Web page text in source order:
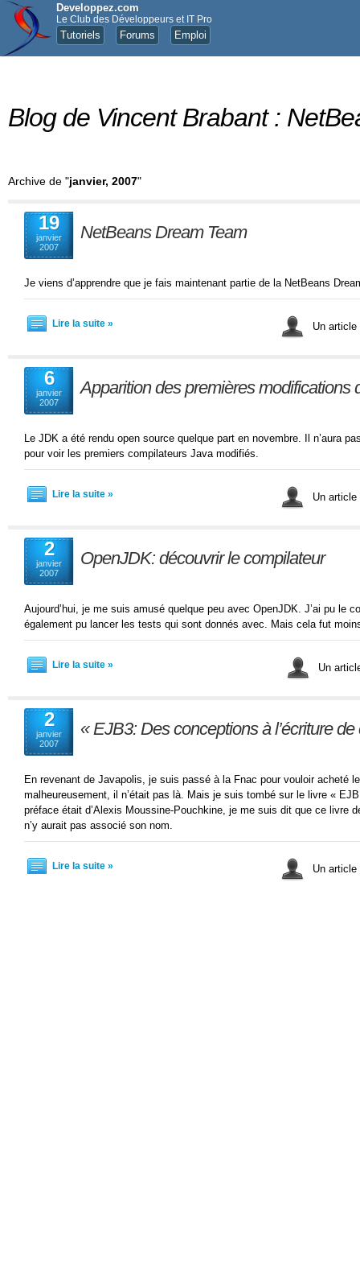
Developpez.com
Le Club des Développeurs et IT Pro
Tutoriels Forums Emploi
Blog de Vincent Brabant :
Archive de "janvier, 2007"
19
janvier
2007
NetBeans Dream Team
Je viens d’apprendre que je fais maintenant partie de la NetBeans
Lire la suite » Un
6
janvier
2007
Apparition des premières modifications
Le JDK a été rendu open source quelque part en novembre. Il n’aura
pour voir les premiers compilateurs Java modifiés.
Lire la suite » Un
2
janvier
2007
OpenJDK: découvrir le compilateur
Aujourd’hui, je me suis amusé quelque peu avec OpenJDK. J’ai pu le
également pu lancer les tests qui sont donnés avec. Mais cela fut
Lire la suite » Un
2
janvier
2007
« EJB3: Des conceptions à l’écriture
En revenant de Javapolis, je suis passé à la Fnac pour vouloir acheté
malheureusement, il n’était pas là. Mais je suis tombé sur le livre «
préface était d’Alexis Moussine-Pouchkine, je me suis dit que ce livre
n’y aurait pas associé son nom.
Lire la suite » Un